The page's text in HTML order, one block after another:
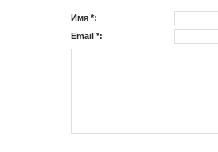
Имя *:
Email *: